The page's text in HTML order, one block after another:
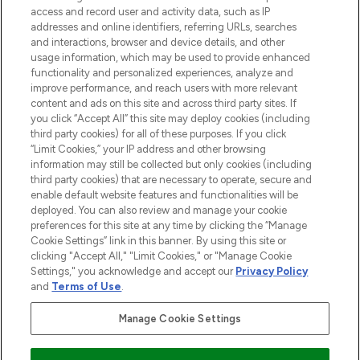
55€ d'achat.
Consentement aux cookies
Do Not Sell or Share My Personal
Information
AIDE ET INFORMATIONS
INFORMATIONS GÉNÉRALES
À PROPOS DE LOOKFANTASTIC
Payer en toute sécurité avec
access and record user and activity data, such as IP
addresses and online identifiers, referring URLs, searches
and interactions, browser and device details, and other
usage information, which may be used to provide enhanced
functionality and personalized experiences, analyze and
improve performance, and reach users with more relevant
content and ads on this site and across third party sites. If
you click “Accept All” this site may deploy cookies (including
third party cookies) for all of these purposes. If you click
“Limit Cookies,” your IP address and other browsing
information may still be collected but only cookies (including
third party cookies) that are necessary to operate, secure and
enable default website features and functionalities will be
deployed. You can also review and manage your cookie
preferences for this site at any time by clicking the “Manage
Cookie Settings” link in this banner. By using this site or
clicking "Accept All," "Limit Cookies," or "Manage Cookie
Settings," you acknowledge and accept our Privacy Policy
and Terms of Use.
Manage Cookie Settings